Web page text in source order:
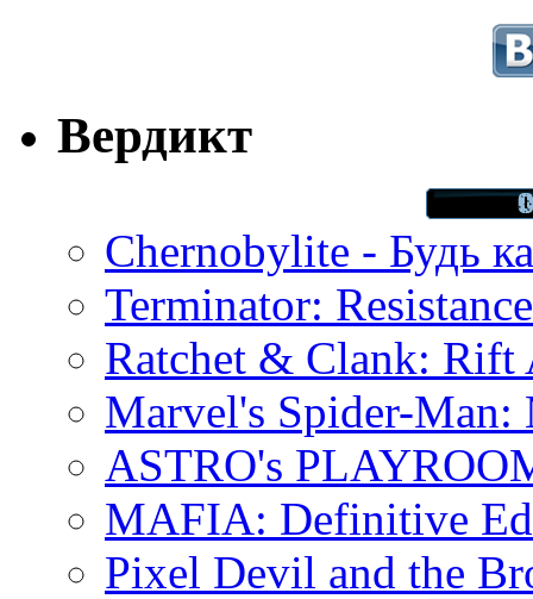
Вердикт
Chernobylite - Будь
Terminator:
Ratchet & Clank: Rift
Marvel's Spider-Man:
ASTRO's
MAFIA: Definitive
Pixel Devil and the